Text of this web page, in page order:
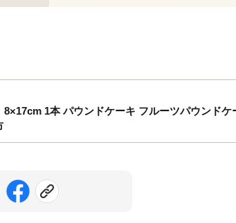
1本 パウンドケーキ フルーツパウンド